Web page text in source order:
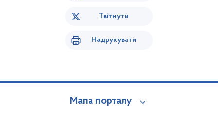
Твітнути
Надрукувати
Мапа порталу